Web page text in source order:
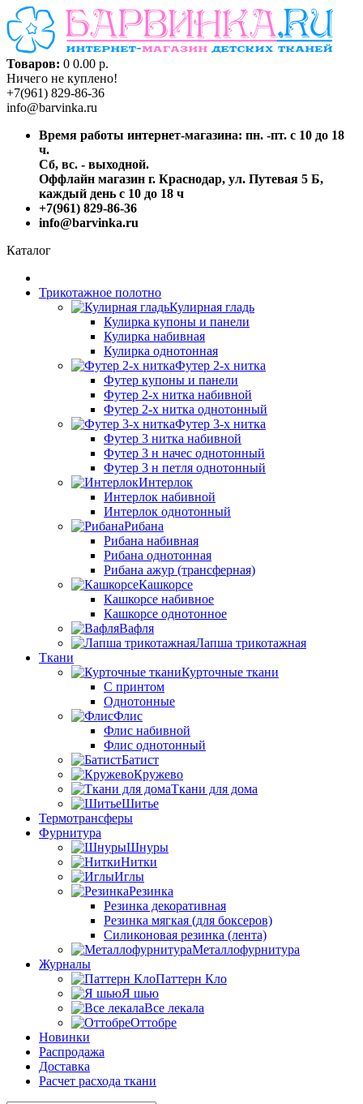
Товаров: 0 0.00 р.
Ничего не куплено!
+7(961) 829-86-36
info@barvinka.ru
Время работы интернет-магазина: пн. -пт. с 10 до 18
ч.
Сб, вс. - выходной.
Оффлайн магазин г. Краснодар, ул. Путевая 5 Б,
каждый день с 10 до 18 ч
+7(961) 829-86-36
info@barvinka.ru
Каталог
Трикотажное полотно
Кулирная гладь
Кулирка купоны и панели
Кулирка набивная
Кулирка однотонная
Футер 2-х нитка
Футер купоны и панели
Футер 2-х нитка набивной
Футер 2-х нитка однотонный
Футер 3-х нитка
Футер 3 нитка набивной
Футер 3 н начес однотонный
Футер 3 н петля однотонный
Интерлок
Интерлок набивной
Интерлок однотонный
Рибана
Рибана набивная
Рибана однотонная
Рибана ажур (трансферная)
Кашкорсе
Кашкорсе набивное
Кашкорсе однотонное
Вафля
Лапша трикотажная
Ткани
Курточные ткани
С принтом
Однотонные
Флис
Флис набивной
Флис однотонный
Батист
Кружево
Ткани для дома
Шитье
Термотрансферы
Фурнитура
Шнуры
Нитки
Иглы
Резинка
Резинка декоративная
Резинка мягкая (для боксеров)
Силиконовая резинка (лента)
Металлофурнитура
Журналы
Паттерн Кло
Я шью
Все лекала
Оттобре
Новинки
Распродажа
Доставка
Расчет расхода ткани